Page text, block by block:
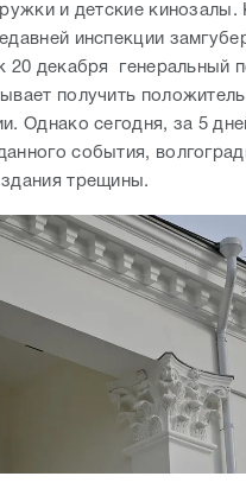
и детские
инспекции
20 декабря генеральный
получить
Однако сегодня, за 5
события,
трещины.